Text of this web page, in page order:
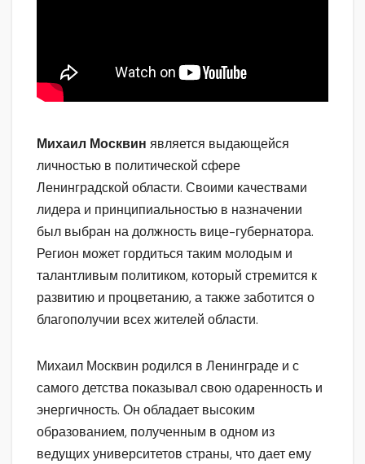
Михаил Москвин является выдающейся
личностью в политической сфере
Ленинградской области. Своими качествами
лидера и принципиальностью в назначении
был выбран на должность вице-губернатора.
Регион может гордиться таким молодым и
талантливым политиком, который стремится к
развитию и процветанию, а также заботится о
благополучии всех жителей области.
Михаил Москвин родился в Ленинграде и с
самого детства показывал свою одаренность и
энергичность. Он обладает высоким
образованием, полученным в одном из
ведущих университетов страны, что дает ему